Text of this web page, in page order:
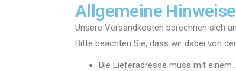
Allgemeine Hinweise
Unsere Versandkosten berechnen sich
Bitte beachten Sie, dass wir dabei von
Die Lieferadresse muss mit einem